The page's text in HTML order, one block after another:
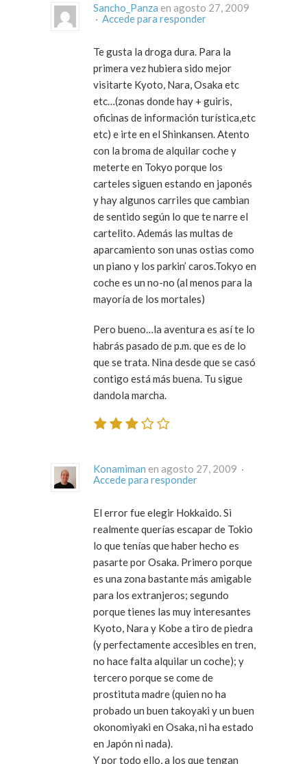
Sancho_Panza en agosto 27, 2009
· Accede para responder
Te gusta la droga dura. Para la
primera vez hubiera sido mejor
visitarte Kyoto, Nara, Osaka etc
etc…(zonas donde hay + guiris,
oficinas de información turística,etc
etc) e irte en el Shinkansen. Atento
con la broma de alquilar coche y
meterte en Tokyo porque los
carteles siguen estando en japonés
y hay algunos carriles que cambian
de sentido según lo que te narre el
cartelito. Además las multas de
aparcamiento son unas ostias como
un piano y los parkin’ caros.Tokyo en
coche es un no-no (al menos para la
mayoría de los mortales)
Pero bueno…la aventura es así te lo
habrás pasado de p.m. que es de lo
que se trata. Nina desde que se casó
contigo está más buena. Tu sigue
dandola marcha.
Konamiman
en agosto 27, 2009 ·
Accede para responder
El error fue elegir Hokkaido. Si
realmente querías escapar de Tokio
lo que tenías que haber hecho es
pasarte por Osaka. Primero porque
es una zona bastante más amigable
para los extranjeros; segundo
porque tienes las muy interesantes
Kyoto, Nara y Kobe a tiro de piedra
(y perfectamente accesibles en tren,
no hace falta alquilar un coche); y
tercero porque se come de
prostituta madre (quien no ha
probado un buen takoyaki y un buen
okonomiyaki en Osaka, ni ha estado
en Japón ni nada).
Y por todo ello, a los que tengan